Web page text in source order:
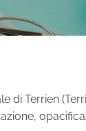
di Terrien